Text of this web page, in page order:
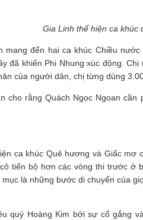
Gia Linh thể hiện ca khúc
mang đến hai ca khúc Chiều
đã khiến Phi Nhung xúc động.
của người dân, chị từng dùng
cho rằng Quách Ngọc Ngoan
ca khúc Quê hương và Giấc
tiến bộ hơn các vòng thi trước ở
là những bước di chuyển của
quý Hoàng Kim bởi sự cố gắng